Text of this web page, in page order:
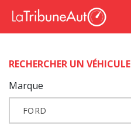
RECHERCHER UN VÉHICULE
Marque
FORD